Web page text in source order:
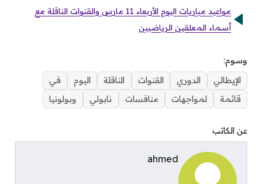
مواعيد مباريات اليوم الأربعاء 11 مارس والقنوات الناقلة مع
أسماء المعلقين الرياضيين
وسوم:
الإيطالي
الدوري القنوات الناقلة اليوم
في
قائمة
لمواجهات منافسات نابولي وبولونيا
عن الكاتب
ahmed